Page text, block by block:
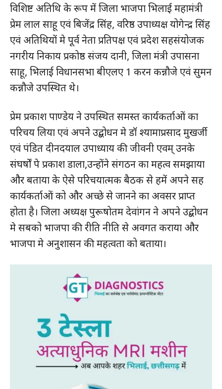
विशिष्ट अतिथि के रूप में जिला भाजपा भिलाई महामंत्री
प्रेम लाल साहू एवं बिजेंद्र सिंह, वरिष्ठ उपाध्यक्ष योगेन्द्र सिंह
एवं अतिथियों मे पूर्व नेता प्रतिपक्ष एवं प्रदेश सहसंयोजक
नगरीय निकाय प्रकोष्ठ संजय दानी, जिला मंत्री उपासना
साहू, भिलाई विधानसभा बीएलए 1 करन कन्नौजे एवं सुमन
कन्नौजे उपस्थित थे।
प्रेम प्रकाश पाण्डेय ने उपस्थित समस्त कार्यकर्ताओं का
परिचय लिया एवं अपने उद्बोधन मे डॉ श्यामाप्रसाद मुखर्जी
एवं पंडित दीनदयाल उपाध्याय की जीवनी एवम् उनके
संघर्षों पे प्रकाश डाला,उन्होंने संगठन का महत्व समझाया
और बताया के ऐसे परिचयात्मक बैठक से हमें अपने सह
कार्यकर्ताओं को और अच्छे से जानने का अवसर प्राप्त
होता है। जिला अध्यक्ष पुरूषोतम देवांगन ने अपने उद्बोधन
मे सबको भाजपा की रीति नीति से अवगत कराया और
भाजपा मे अनुशासन की महत्वता को बताया।